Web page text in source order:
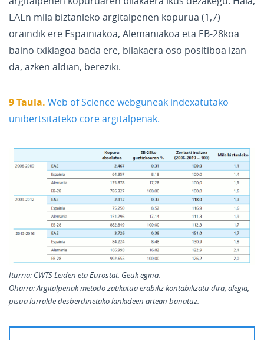
EAEn mila biztanleko argitalpenen kopurua (1,7)
oraindik ere Espainiakoa, Alemaniakoa eta EB-28koa
baino txikiagoa bada ere, bilakaera oso positiboa izan
da, azken aldian, bereziki.
9 Taula. Web of Science webguneak indexatutako
unibertsitateko core argitalpenak.
Iturria: CWTS Leiden eta Eurostat. Geuk egina.
Oharra:Argitalpenak metodo zatikatua erabiliz kontabilizatu dira, alegia,
pisua lurralde desberdinetako lankideen artean banatuz.